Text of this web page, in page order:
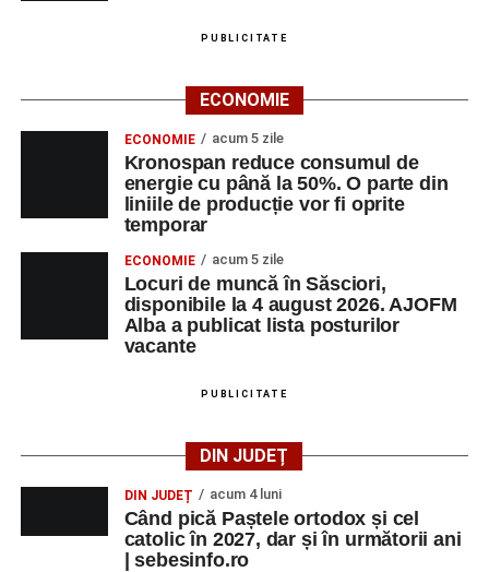
PUBLICITATE
ECONOMIE
ECONOMIE acum 5 zile
Kronospan reduce consumul de
energie cu până la 50%. O parte din
liniile de producție vor fi oprite
temporar
ECONOMIE acum 5 zile
Locuri de muncă în Săsciori,
disponibile la 4 august 2026. AJOFM
Alba a publicat lista posturilor
vacante
PUBLICITATE
DIN JUDEȚ
DIN JUDEȚ acum 4 luni
Când pică Paștele ortodox și cel
catolic în 2027, dar și în următorii ani
| sebesinfo.ro